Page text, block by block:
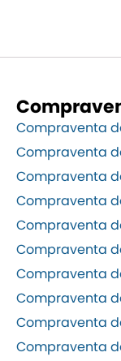
Compraventa
Compraventa
Compraventa
Compraventa
Compraventa
Compraventa
Compraventa
Compraventa
Compraventa
Compraventa